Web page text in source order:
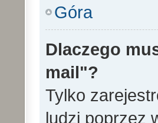
Góra
Dlaczego
mail"?
Tylko
ludzi poprzez